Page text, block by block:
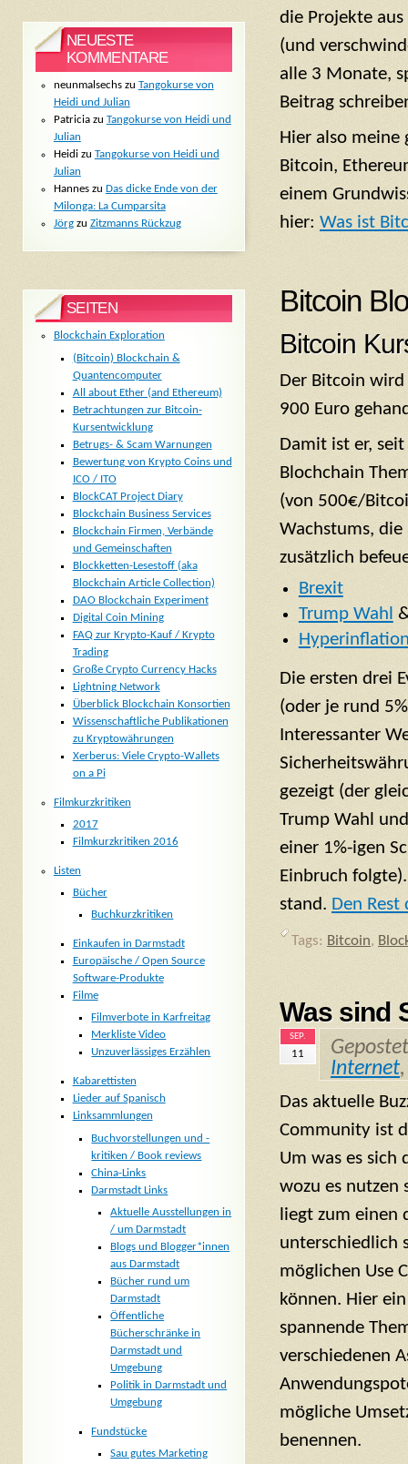
die Projekte
(und
alle 3 Monate,
Beitrag
Hier also meine
Bitcoin,
einem
hier: Was ist
Bitcoin
Bitcoin
Der Bitcoin
900 Euro
Damit ist er,
Blochchain
(von 500€/
Wachstums, die
zusätzlich
Brexit
Trump Wahl
Die ersten drei
(oder je rund
Interessanter
gezeigt (der
Trump Wahl
einer 1%-igen
Einbruch
stand. Den Rest
Tags: Bitcoin,
Was sind
SEP.
11
Internet
Das aktuelle
Community ist
Um was es sich
wozu es nutzen
liegt zum einen
unterschiedlich
möglichen Use
können. Hier
spannende
verschiedenen
mögliche
benennen.
NEUESTE
KOMMENTARE
neunmalsechszu Tangokurse von
Heidi und Julian
Patriciazu Tangokurse von Heidi und
Julian
Heidizu Tangokurse von Heidi und
Julian
Hanneszu Das dicke Ende von der
Milonga: La Cumparsita
Jörgzu Zitzmanns Rückzug
SEITEN
Blockchain Exploration
(Bitcoin) Blockchain &
Quantencomputer
All about Ether (and Ethereum)
Betrachtungen zur Bitcoin-
Kursentwicklung
Betrugs- & Scam Warnungen
Bewertung von Krypto Coins und
ICO / ITO
BlockCAT Project Diary
Blockchain Business Services
Blockchain Firmen, Verbände
und Gemeinschaften
Blockketten-Lesestoff (aka
Blockchain Article Collection)
DAO Blockchain Experiment
Digital Coin Mining
FAQ zur Krypto-Kauf / Krypto
Trading
Große Crypto Currency Hacks
Lightning Network
Überblick Blockchain Konsortien
Wissenschaftliche Publikationen
zu Kryptowährungen
Xerberus: Viele Crypto-Wallets
on a Pi
Filmkurzkritiken
2017
Filmkurzkritiken 2016
Listen
Bücher
Buchkurzkritiken
Einkaufen in Darmstadt
Europäische / Open Source
Software-Produkte
Filme
Filmverbote in Karfreitag
Merkliste Video
Unzuverlässiges Erzählen
Kabarettisten
Lieder auf Spanisch
Linksammlungen
Buchvorstellungen und -
kritiken / Book reviews
China-Links
Darmstadt Links
Aktuelle Ausstellungen in
/ um Darmstadt
Blogs und Blogger*innen
aus Darmstadt
Bücher rund um
Darmstadt
Öffentliche
Bücherschränke in
Darmstadt und
Umgebung
Politik in Darmstadt und
Umgebung
Fundstücke
Sau gutes Marketing